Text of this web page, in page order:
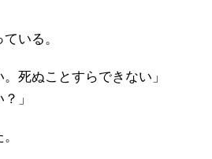
いる。
。死ぬことすらできない」
」